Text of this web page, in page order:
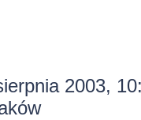
2003,